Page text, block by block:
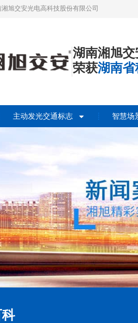
旭交安光电高科技股份有限公司
湖南湘旭
荣获湖南
主动发光交通标志 智慧场